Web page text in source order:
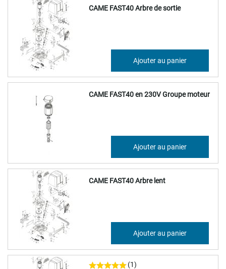
CAME FAST40 Arbre de sortie
29,51 €
24,59 € Ajouter au panier
CAME FAST40 en 230V Groupe moteur
Ajouter au panier
CAME FAST40 Arbre lent
276,81 €
230,67 € Ajouter au panier
(1)